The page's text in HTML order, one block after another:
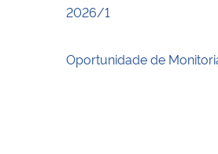
2026/1
Oportunidade de